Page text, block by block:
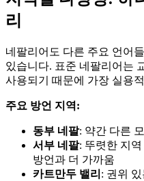
리
네팔리어도 다른 주요 언어
있습니다. 표준 네팔리어는
사용되기 때문에 가장 실용
주요 방언 지역:
동부 네팔: 약간 다른
서부 네팔: 뚜렷한 지역
방언과 더 가까움
카트만두 밸리 : 권위